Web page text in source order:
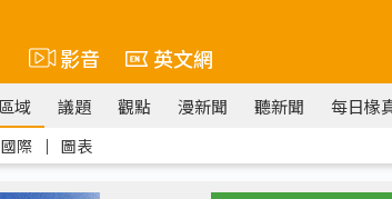
影音 英文網
區域 議題 觀點 漫新聞 聽新聞 每日椽
國際 ｜ 圖表